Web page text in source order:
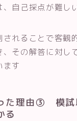
自己採点が難し
されることで客観
、その解答に対し
ます
た理由③ 模試
る